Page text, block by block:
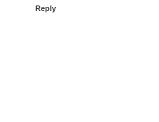
Reply